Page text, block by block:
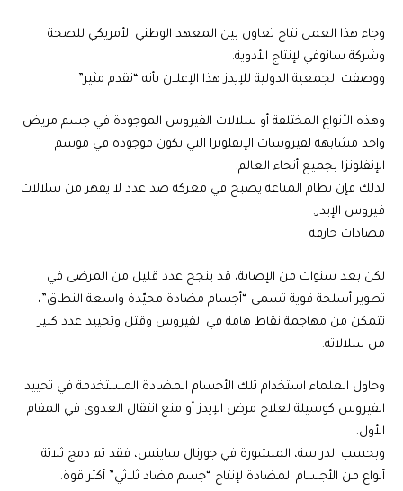
وجاء هذا العمل نتاج تعاون بين المعهد الوطني الأمريكي للصحة
وشركة سانوفي لإنتاج الأدوية.
ووصفت الجمعية الدولية للإيدز هذا الإعلان بأنه “تقدم مثير”
وهذه الأنواع المختلفة أو سلالات الفيروس الموجودة في جسم مريض
واحد مشابهة لفيروسات الإنفلونزا التي تكون موجودة في موسم
الإنفلونزا بجميع أنحاء العالم.
لذلك فإن نظام المناعة يصبح في معركة ضد عدد لا يقهر من سلالات
فيروس الإيدز.
مضادات خارقة
لكن بعد سنوات من الإصابة، قد ينجح عدد قليل من المرضى في
تطوير أسلحة قوية تسمى “أجسام مضادة محيّدة واسعة النطاق”،
تتمكن من مهاجمة نقاط هامة في الفيروس وقتل وتحييد عدد كبير
من سلالاته.
وحاول العلماء استخدام تلك الأجسام المضادة المستخدمة في تحييد
الفيروس كوسيلة لعلاج مرض الإيدز أو منع انتقال العدوى في المقام
الأول.
وبحسب الدراسة، المنشورة في جورنال ساينس، فقد تم دمج ثلاثة
أنواع من الأجسام المضادة لإنتاج “جسم مضاد ثلاثي” أكثر قوة.